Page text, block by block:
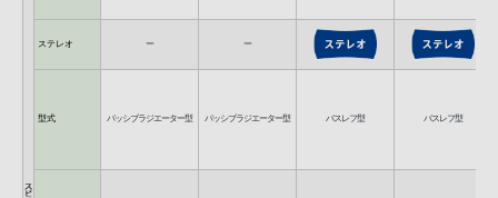
ステレオ
型式
ー
パッシブラジエーター型
ー
パッシブラジエーター型 バスレフ型 バスレフ型